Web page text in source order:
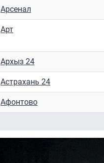
Арсенал
Арт
Архыз 24
Астрахань 24
Афонтово